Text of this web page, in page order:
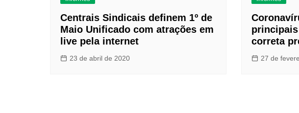
Centrais Sindicais definem 1º de
Maio Unificado com atrações em
live pela internet
23 de abril de 2020
correta
27 de